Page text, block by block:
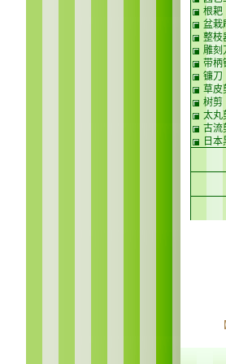
根耙
盆栽
整枝
雕刻
带柄
镰刀
草皮
树剪
太丸
古流
日本